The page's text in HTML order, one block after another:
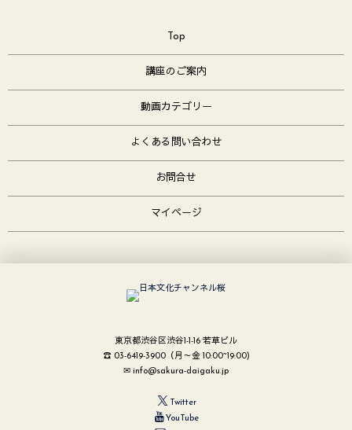
Top
講座のご案内
動画カテゴリー
よくある問い合わせ
お問合せ
マイページ
東京都渋谷区渋谷1-1-16 若草ビル
☎ 03-6419-3900（月～金 10:00~19:00)
✉ info@sakura-daigaku.jp
Twitter
YouTube